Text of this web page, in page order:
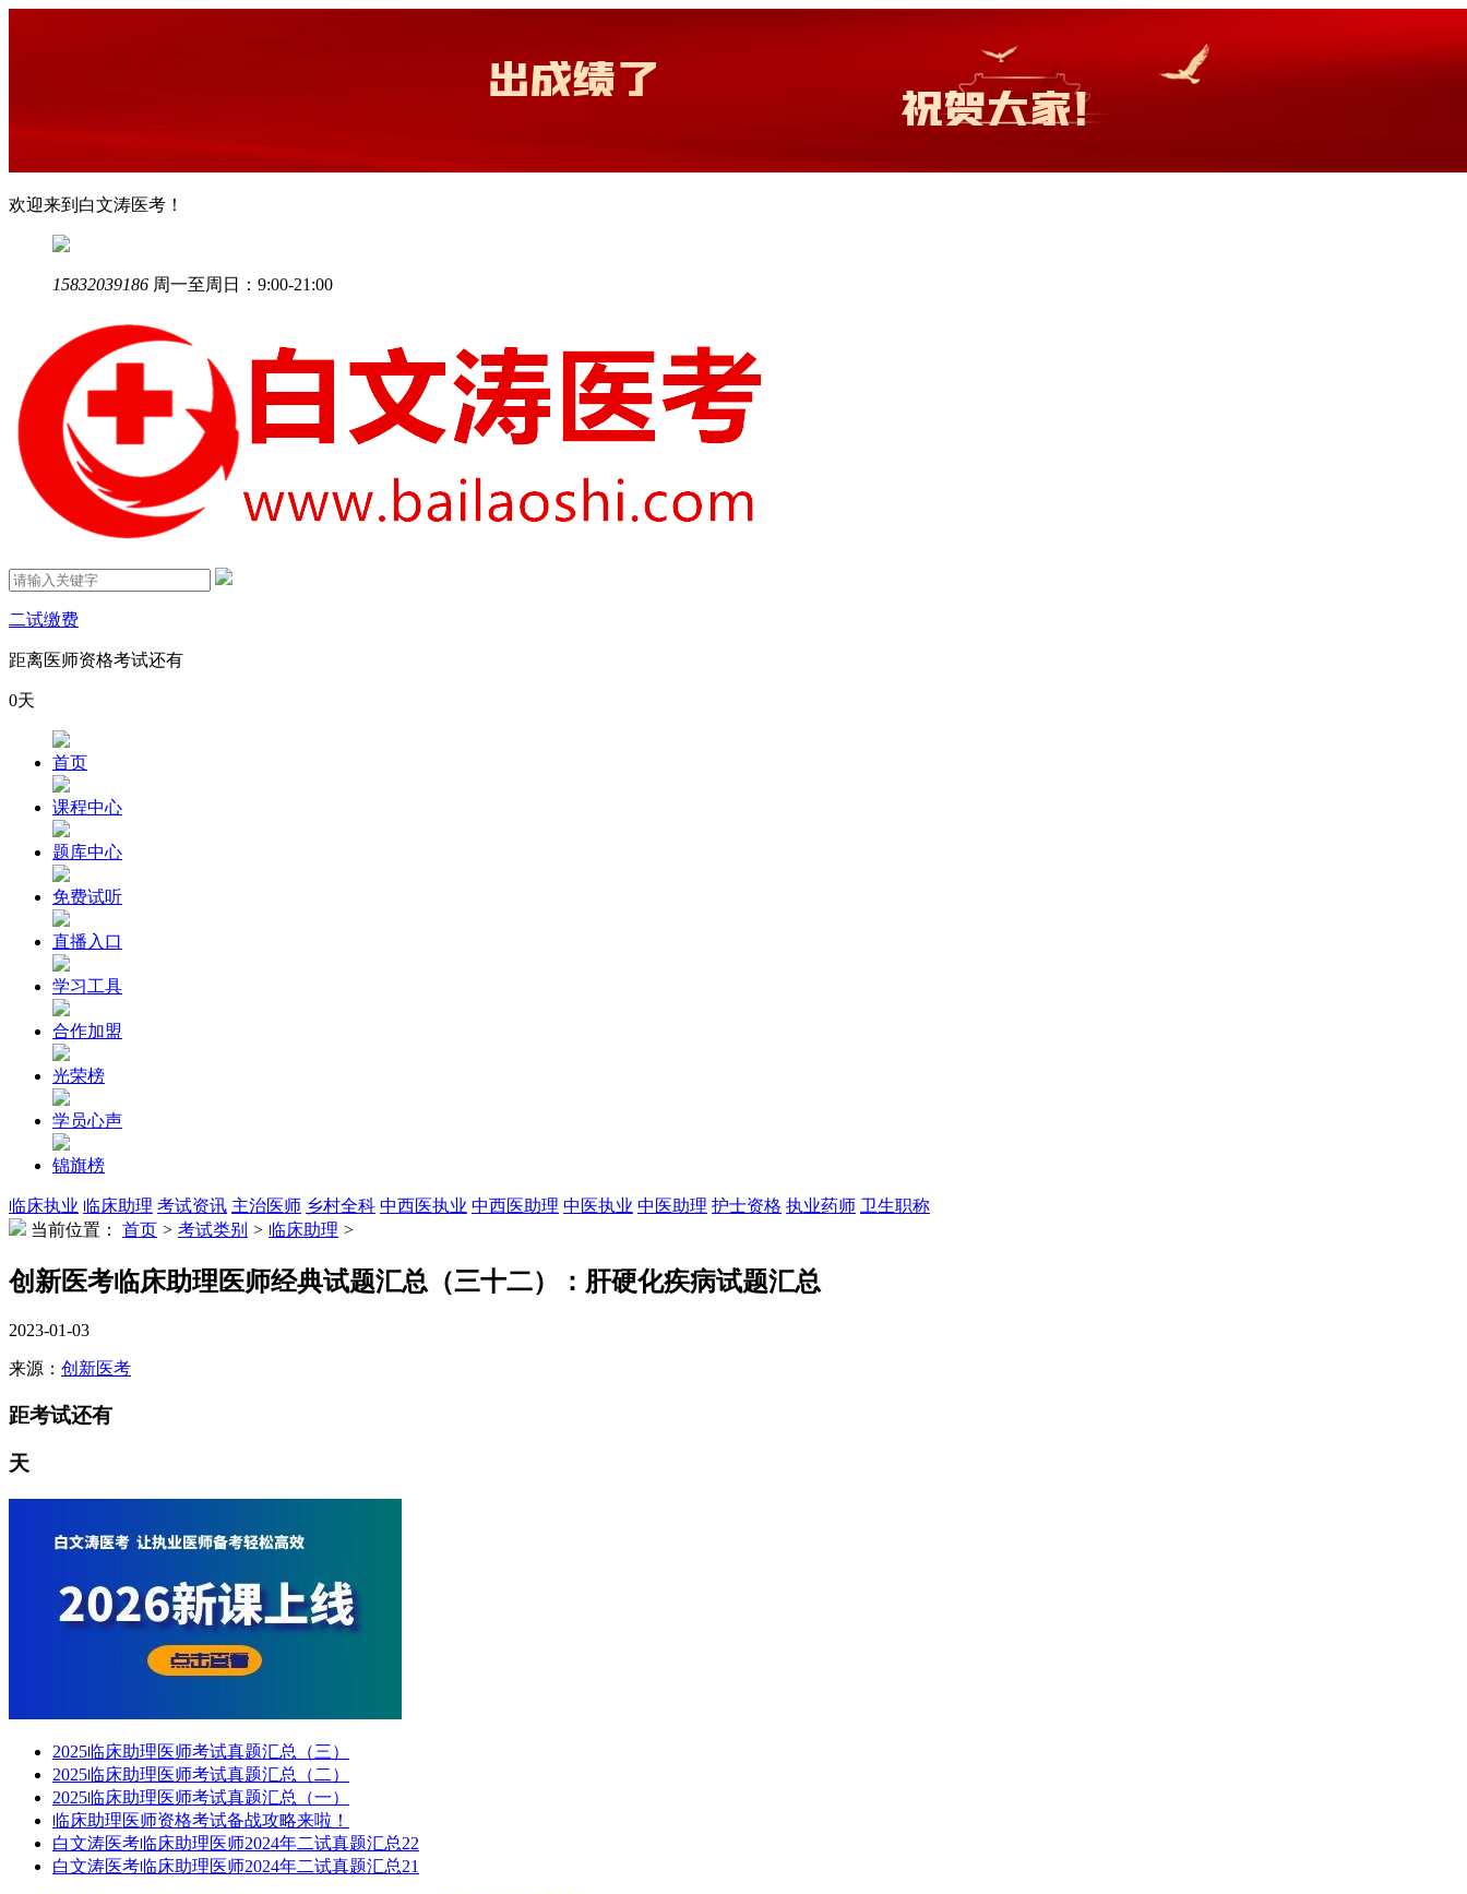
欢迎来到白文涛医考！
15832039186 周一至周日：9:00-21:00
二试缴费
距离医师资格考试还有
0天
首页
课程中心
题库中心
免费试听
直播入口
学习工具
合作加盟
光荣榜
学员心声
锦旗榜
临床执业 临床助理 考试资讯 主治医师 乡村全科 中西医执业 中西医助理 中医执业 中医助理 护士资格 执业药师 卫生职称
当前位置：
首页 > 考试类别 > 临床助理 >
创新医考临床助理医师经典试题汇总（三十二）：肝硬化疾病试题汇总
2023-01-03
来源： 创新医考
距考试还有
天
2025临床助理医师考试真题汇总（三）
2025临床助理医师考试真题汇总（二）
2025临床助理医师考试真题汇总（一）
临床助理医师资格考试备战攻略来啦！
白文涛医考临床助理医师2024年二试真题汇总22
白文涛医考临床助理医师2024年二试真题汇总21